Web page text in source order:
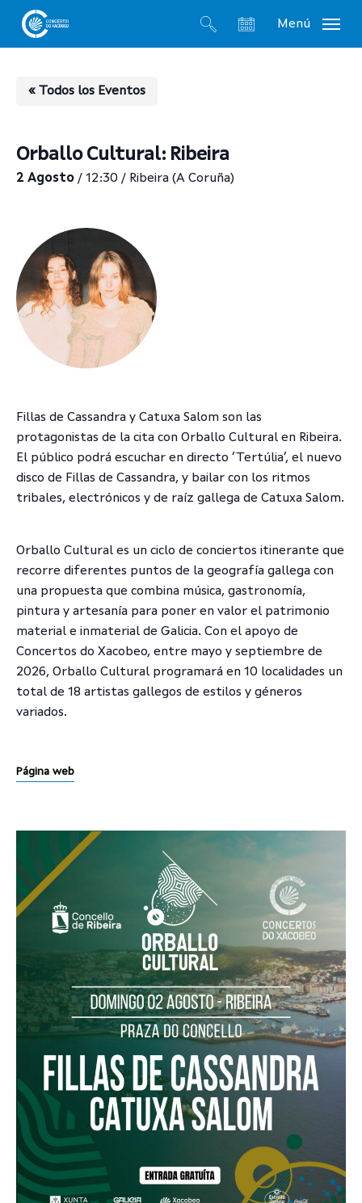
Menú
« Todos los Eventos
Orballo Cultural: Ribeira
2 Agosto / 12:30 / Ribeira (A Coruña)
Fillas de Cassandra y Catuxa Salom son las
protagonistas de la cita con Orballo Cultural en Ribeira.
El público podrá escuchar en directo ‘Tertúlia’, el nuevo
disco de Fillas de Cassandra, y bailar con los ritmos
tribales, electrónicos y de raíz gallega de Catuxa Salom.
Orballo Cultural es un ciclo de conciertos itinerante que
recorre diferentes puntos de la geografía gallega con
una propuesta que combina música, gastronomía,
pintura y artesanía para poner en valor el patrimonio
material e inmaterial de Galicia. Con el apoyo de
Concertos do Xacobeo, entre mayo y septiembre de
2026, Orballo Cultural programará en 10 localidades un
total de 18 artistas gallegos de estilos y géneros
variados.
Página web